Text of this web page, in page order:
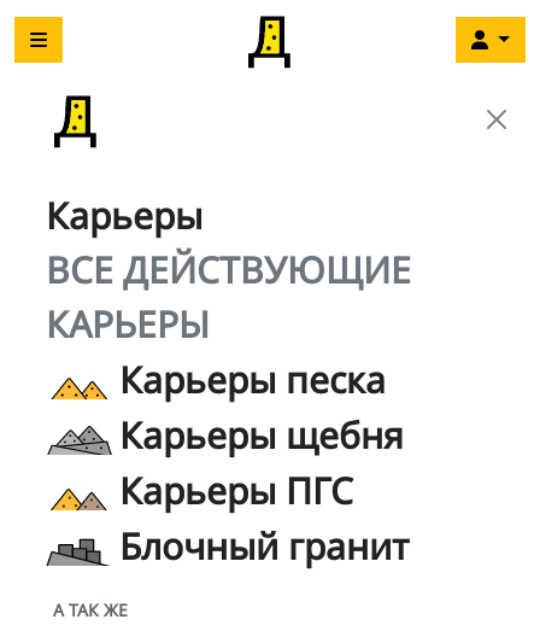
Карьеры
ВСЕ ДЕЙСТВУЮЩИЕ
КАРЬЕРЫ
Карьеры песка
Карьеры щебня
Карьеры ПГС
Блочный гранит
А ТАК ЖЕ